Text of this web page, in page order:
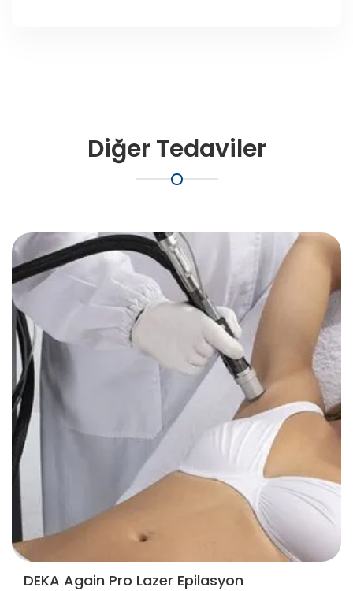
Diğer Tedaviler
DEKA Again Pro Lazer Epilasyon